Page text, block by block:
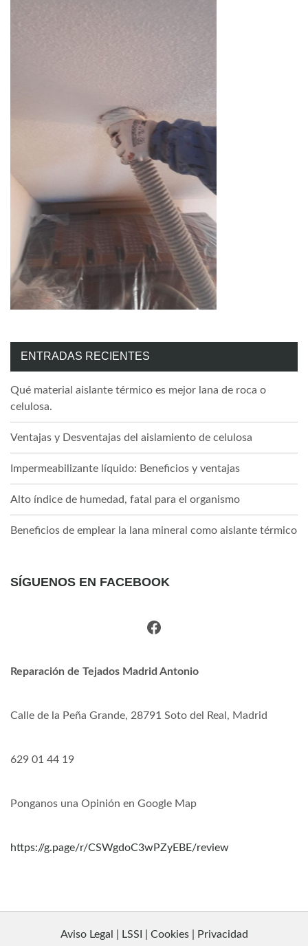
ENTRADAS RECIENTES
Qué material aislante térmico es mejor lana de roca o
celulosa.
Ventajas y Desventajas del aislamiento de celulosa
Impermeabilizante líquido: Beneficios y ventajas
Alto índice de humedad, fatal para el organismo
Beneficios de emplear la lana mineral como aislante térmico
SÍGUENOS EN FACEBOOK
Facebook
Reparación de Tejados Madrid Antonio
Calle de la Peña Grande, 28791 Soto del Real, Madrid
629 01 44 19
Ponganos una Opinión en Google Map
https://g.page/r/CSWgdoC3wPZyEBE/review
Aviso Legal | LSSI | Cookies | Privacidad